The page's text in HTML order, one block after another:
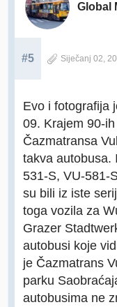
Global
#5 Siječanj 02,
Evo i fotografija
09. Krajem 90-
Čazmatransa
takva autobusa.
531-S, VU-581-
su bili iz iste
toga vozila za
Grazer
autobusi koje
je Čazmatrans
parku
autobusima ne